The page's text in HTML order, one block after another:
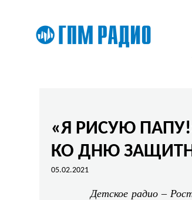
«Я РИСУЮ
КО ДНЮ
05.02.2021
Детское радио –